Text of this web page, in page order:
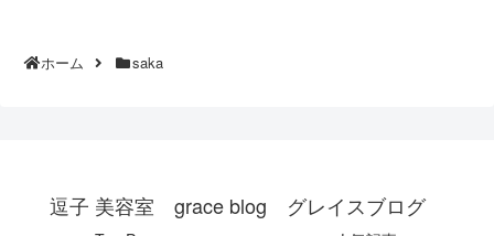
ホーム saka
逗子 美容室 grace blog グレイスブログ